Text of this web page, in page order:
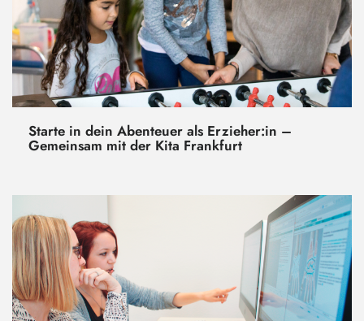
Starte in dein Abenteuer als Erzieher:in –
Gemeinsam mit der Kita Frankfurt